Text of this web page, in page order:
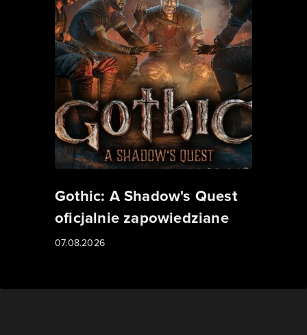
Gothic: A Shadow's Quest
oficjalnie zapowiedziane
07.08.2026